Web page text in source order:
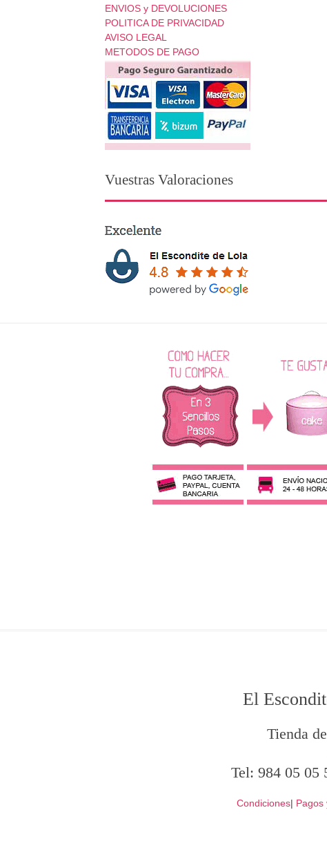
ENVIOS y DEVOLUCIONES
POLITICA DE PRIVACIDAD
AVISO LEGAL
METODOS DE PAGO
Vuestras Valoraciones
El
Tienda
Tel: 984 05 05
Condiciones| Pagos